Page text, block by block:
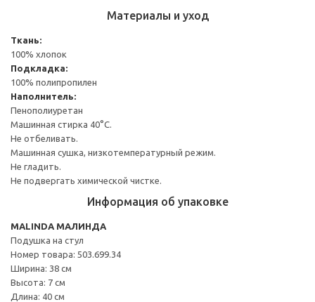
Материалы и уход
Ткань:
100% хлопок
Подкладка:
100% полипропилен
Наполнитель:
Пенополиуретан
Машинная стирка 40°С.
Не отбеливать.
Машинная сушка, низкотемпературный режим.
Не гладить.
Не подвергать химической чистке.
Информация об упаковке
MALINDA МАЛИНДА
Подушка на стул
Номер товара: 503.699.34
Ширина: 38 см
Высота: 7 см
Длина: 40 см